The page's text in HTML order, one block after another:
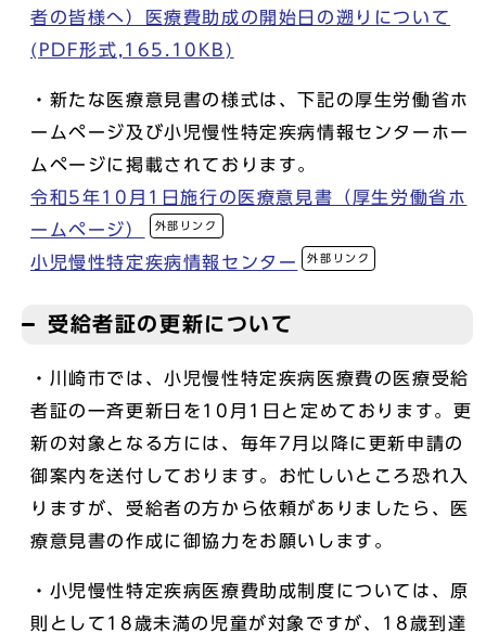
者の皆様へ）医療費助成の開始日の遡りについて
(PDF形式,165.10KB)
・新たな医療意見書の様式は、下記の厚生労働省ホ
ームページ及び小児慢性特定疾病情報センターホー
ムページに掲載されております。
令和5年10月1日施行の医療意見書（厚生労働省ホ
ームページ）
外部リンク
小児慢性特定疾病情報センター 外部リンク
受給者証の更新について
・川崎市では、小児慢性特定疾病医療費の医療受給
者証の一斉更新日を10月1日と定めております。更
新の対象となる方には、毎年7月以降に更新申請の
御案内を送付しております。お忙しいところ恐れ入
りますが、受給者の方から依頼がありましたら、医
療意見書の作成に御協力をお願いします。
・小児慢性特定疾病医療費助成制度については、原
則として18歳未満の児童が対象ですが、18歳到達